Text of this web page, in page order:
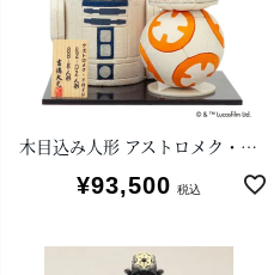
木目込み人形 アストロメク・ドロイド R2-D2 BB-8
¥93,500 税込